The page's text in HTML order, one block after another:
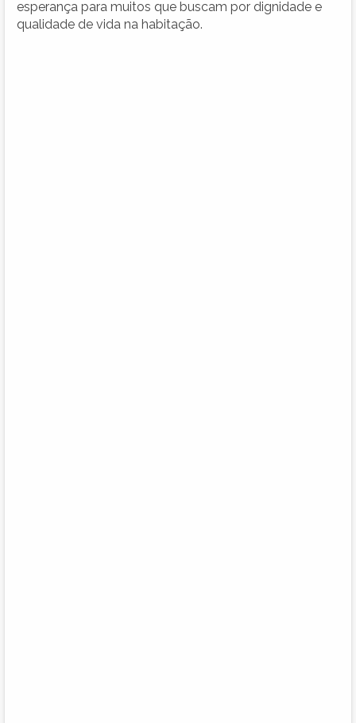
esperança para muitos que buscam por dignidade e
qualidade de vida na habitação.